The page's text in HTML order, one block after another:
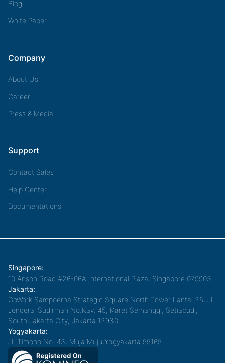
Blog
White Paper
Company
About Us
Career
Press & Media
Support
Contact Sales
Help Center
Documentations
Singapore:
10 Anson Road #26-06A International Plaza, Singapore 079903
Jakarta:
GoWork Sampoerna Strategic Square North Tower Lantai 25, Jl.
Jenderal Sudirman No.Kav. 45, Karet Semanggi, Setiabudi,
South Jakarta City, Jakarta 12930
Yogyakarta:
Jl. Timoho No. 43, Muja Muju,Yogyakarta 55165